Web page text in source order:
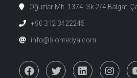
Oğuzlar Mh. 1374. Sk 2/4 Balgat,
+90 312 3422245
info@biomedya.com